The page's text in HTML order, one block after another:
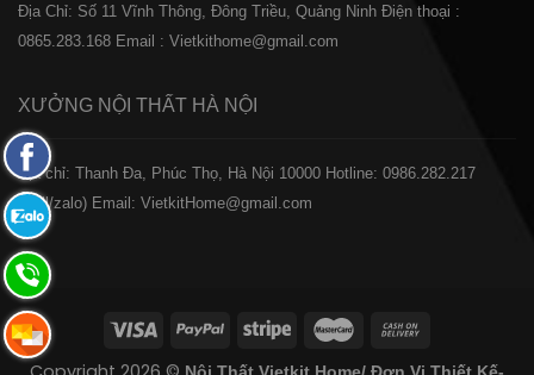
Địa Chỉ: Số 11 Vĩnh Thông, Đông Triều, Quảng Ninh Điện thoại :
0865.283.168 Email : Vietkithome@gmail.com
XƯỞNG NỘI THẤT HÀ NỘI
️Địa chỉ: Thanh Đa, Phúc Thọ, Hà Nội 10000 Hotline: 0986.282.217
(Call/zalo) Email: VietkitHome@gmail.com
Nội Thất Vietkit Home/ Đơn Vị Thiết Kế-
Fanpage
Facebook
Zalo:
0865.283.168
Hotline:
0865.283.168
Hotline: